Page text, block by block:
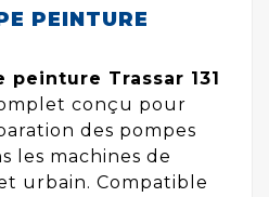
PEINTURE
Trassar 131
conçu pour
des pompes
les machines de
urbain. Compatible